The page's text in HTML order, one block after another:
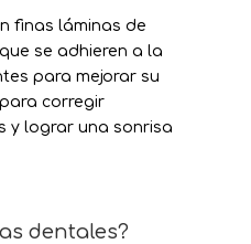
finas láminas de
se adhieren a la
para mejorar su
corregir
y lograr una sonrisa
dentales?